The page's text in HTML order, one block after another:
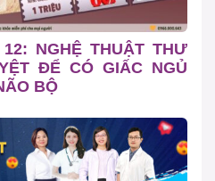
NGHỆ THUẬT THƯ
ĐỂ CÓ GIẤC NGỦ
BỘ